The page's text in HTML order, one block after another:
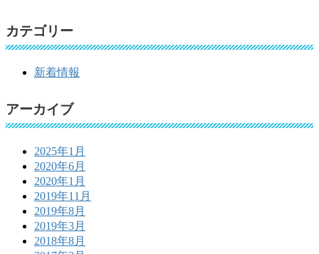
カテゴリー
新着情報
アーカイブ
2025年1月
2020年6月
2020年1月
2019年11月
2019年8月
2019年3月
2018年8月